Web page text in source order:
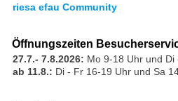
riesa efau Community
Öffnungszeiten
27.7.- 7.8.2026: Mo 9-18 Uhr und
ab 11.8.: Di - Fr 16-19 Uhr und Sa